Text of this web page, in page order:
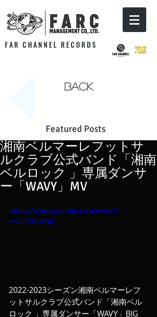
F A R C H A N N E L R E C O R D S
Back
Featured Posts
湘南ベルマーレフットサ
ルクラブ公式バンド「湘南
ベルロック 」専属ダンサ
ー「WAVY」MV
https://www.youtube.com/watch?
v=dj2DUI4tDjc
2022-2023シーズン湘南ベルマーレフ
ットサルクラブ公式バンド「湘南ベル
ロック 」専属ダンサー「WAVY」BIG